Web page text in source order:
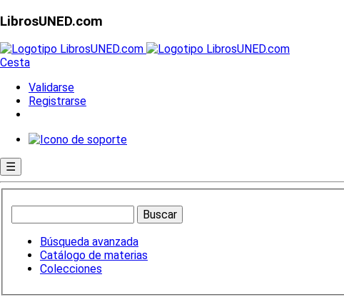
LibrosUNED.com
Cesta
Validarse
Registrarse
☰
Búsqueda avanzada
Catálogo de materias
Colecciones